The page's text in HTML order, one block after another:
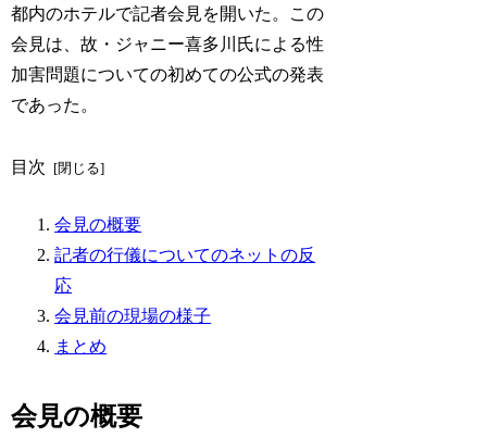
都内のホテルで記者会見を開いた。この
会見は、故・ジャニー喜多川氏による性
加害問題についての初めての公式の発表
であった。
目次
会見の概要
記者の行儀についてのネットの反
応
会見前の現場の様子
まとめ
会見の概要